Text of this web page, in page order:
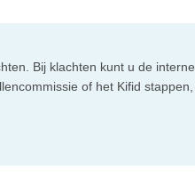
Bij klachten kunt u de interne
of het Kifid